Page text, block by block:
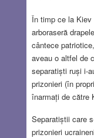
În timp ce la Kiev
arboraseră
cântece
aveau o altfel de
separatiști ruși i-
prizonieri (în
înarmați de către
Separatiștii care
prizonieri